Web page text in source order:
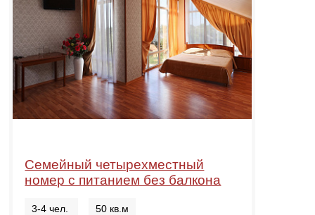
Семейный четырехместный
номер с питанием без балкона
3-4 чел. 50 кв.м